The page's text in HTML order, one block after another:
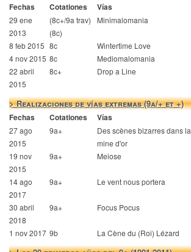
Fechas Cotationes Vías
29 ene
2013
(8c+/9a trav)
(8c)
Minimalomania
8 feb 2015 8c Wintertime Love
4 nov 2015 8c Mediomalomania
22 abril
2015
8c+ Drop a Line
> Realizaciones de vías extremas (9a/+ et +)
Fechas Cotationes Vías
27 ago
2015
9a+
Des scènes bizarres dans la
mine d'or
19 nov
2015
9a+ Meiose
14 ago
2017
9a+ Le vent nous portera
30 abril
2018
9a+ Focus Pocus
1 nov 2017 9b La Cène du (Roi) Lézard